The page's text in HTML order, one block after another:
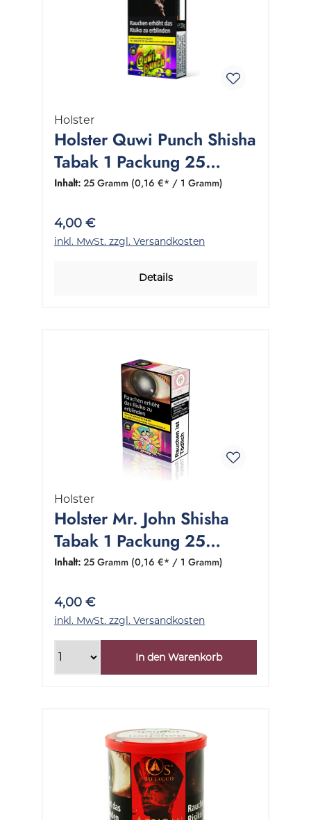
Holster
Holster Quwi Punch Shisha
Tabak 1 Packung 25
Gramm
Inhalt: 25 Gramm (0,16 €* / 1 Gramm)
4,00 €
inkl. MwSt. zzgl. Versandkosten
Details
Holster
Holster Mr. John Shisha
Tabak 1 Packung 25
Gramm
Inhalt: 25 Gramm (0,16 €* / 1 Gramm)
4,00 €
inkl. MwSt. zzgl. Versandkosten
In den Warenkorb